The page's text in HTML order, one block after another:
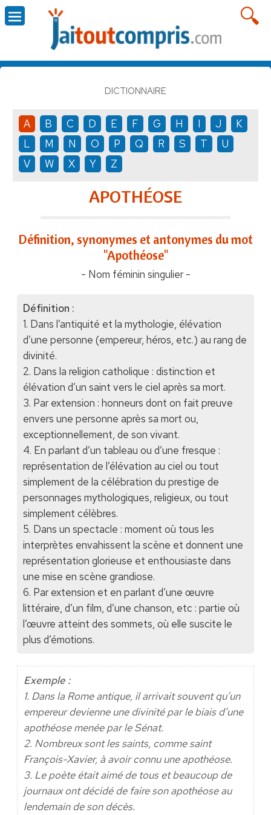
DICTIONNAIRE
A B C D E F G H I J
K
L
M N O P Q R S T
U
V
W X Y Z
APOTHÉOSE
Définition, synonymes et antonymes du mot
"Apothéose"
- Nom féminin singulier -
Définition :
1. Dans l’antiquité et la mythologie, élévation
d’une personne (empereur, héros, etc.) au rang de
divinité.
2. Dans la religion catholique : distinction et
élévation d’un saint vers le ciel après sa mort.
3. Par extension : honneurs dont on fait preuve
envers une personne après sa mort ou,
exceptionnellement, de son vivant.
4. En parlant d’un tableau ou d’une fresque :
représentation de l’élévation au ciel ou tout
simplement de la célébration du prestige de
personnages mythologiques, religieux, ou tout
simplement célèbres.
5. Dans un spectacle : moment où tous les
interprètes envahissent la scène et donnent une
représentation glorieuse et enthousiaste dans
une mise en scène grandiose.
6. Par extension et en parlant d’une œuvre
littéraire, d’un film, d’une chanson, etc : partie où
l’œuvre atteint des sommets, où elle suscite le
plus d’émotions.
Exemple :
1. Dans la Rome antique, il arrivait souvent qu’un
empereur devienne une divinité par le biais d’une
apothéose menée par le Sénat.
2. Nombreux sont les saints, comme saint
François-Xavier, à avoir connu une apothéose.
3. Le poète était aimé de tous et beaucoup de
journaux ont décidé de faire son apothéose au
lendemain de son décès.